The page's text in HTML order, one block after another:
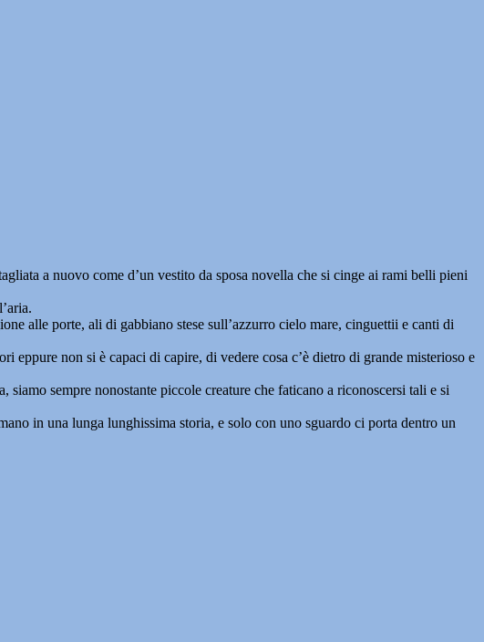
a nuovo come d’un vestito da sposa novella che si cinge ai rami belli pieni
alle porte, ali di gabbiano stese sull’azzurro cielo mare, cinguettii e canti di
eppure non si è capaci di capire, di vedere cosa c’è dietro di grande misterioso e
sempre nonostante piccole creature che faticano a riconoscersi tali e si
in una lunga lunghissima storia, e solo con uno sguardo ci porta dentro un